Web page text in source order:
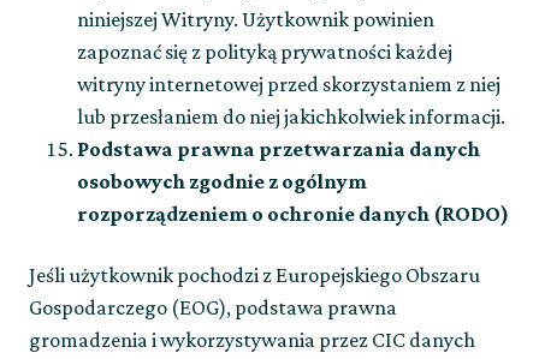
niniejszej Witryny. Użytkownik powinien
zapoznać się z polityką prywatności każdej
witryny internetowej przed skorzystaniem z niej
lub przesłaniem do niej jakichkolwiek informacji.
Podstawa prawna przetwarzania danych
osobowych zgodnie z ogólnym
rozporządzeniem o ochronie danych (RODO)
Jeśli użytkownik pochodzi z Europejskiego Obszaru
Gospodarczego (EOG), podstawa prawna
gromadzenia i wykorzystywania przez CIC danych